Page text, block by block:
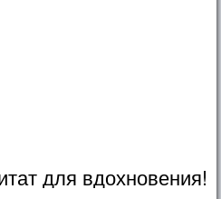
для вдохновения!